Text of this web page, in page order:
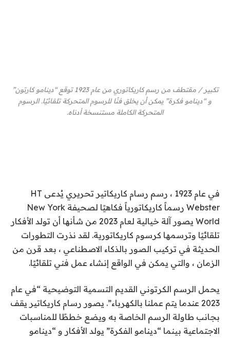
تكبير/
مقتطف من رسم كاريكاتوري من عام 1923 توقع “دينامو كارتون”
و “دينامو فكرة” يمكن أن يخلق فنًا للرسوم المتحركة تلقائيًا. الرسوم
المتحركة الكاملة مستنسخة أدناه.
في عام 1923 ، رسم رسام كاريكاتير تحريري يُدعى HT
Webster رسماً كاريكاتورياً فكاهيًا لصحيفة New York
World يصور آلة خيالية لعام 2023 من شأنها أن تولد الأفكار
تلقائيًا وترسمها كرسوم كاريكاتورية. لقد نذرت التطورات
الحديثة في تركيب الصور بالذكاء الاصطناعي ، بعد قرن من
الزمان ، والتي يمكن في الواقع إنشاء عمل فني تلقائيًا.
يحمل الرسم الكرتوني القديم التسمية التوضيحية “في عام
2023 عندما يتم عملنا بالكهرباء”. يصور رسام كاريكاتير يقف
بجانب طاولة الرسم الخاصة به ويضع خططًا للمناسبات
الاجتماعية بينما “دينامو الفكرة” يولد الأفكار و “دينامو